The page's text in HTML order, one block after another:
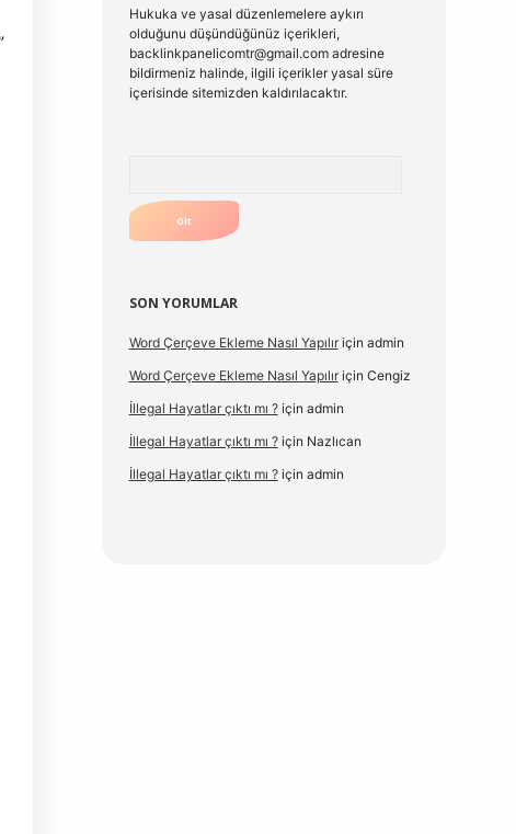
Hukuka ve yasal düzenlemelere aykırı
olduğunu düşündüğünüz içerikleri,
backlinkpanelicomtr@gmail.comadresine
bildirmeniz halinde, ilgili içerikler yasal süre
içerisinde sitemizden kaldırılacaktır.
SON YORUMLAR
Word Çerçeve Ekleme Nasıl Yapılıriçin admin
Word Çerçeve Ekleme Nasıl Yapılıriçin Cengiz
İllegal Hayatlar çıktı mı ?için admin
İllegal Hayatlar çıktı mı ?için Nazlıcan
İllegal Hayatlar çıktı mı ?için admin